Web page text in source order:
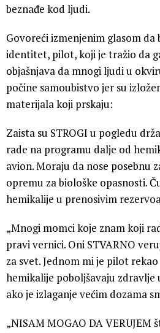
beznađe kod ljudi.
Govoreći izmenjenim glasom da
identitet, pilot, koji je tražio da
objašnjava da mnogi ljudi u
počine samoubistvo jer su
materijala koji prskaju:
Zaista su STROGI u pogledu
rade na programu dalje od
avion. Moraju da nose posebnu
opremu za biološke opasnosti.
hemikalije u prenosivim
„Mnogi momci koje znam koji
pravi vernici. Oni STVARNO
za svet. Jednom mi je pilot
hemikalije poboljšavaju zdravlje
ako je izlaganje većim dozama
„NISAM MOGAO DA VERUJEM